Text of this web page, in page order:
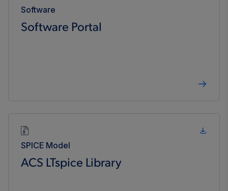
Software
Software Portal
SPICE Model
ACS LTspice Library